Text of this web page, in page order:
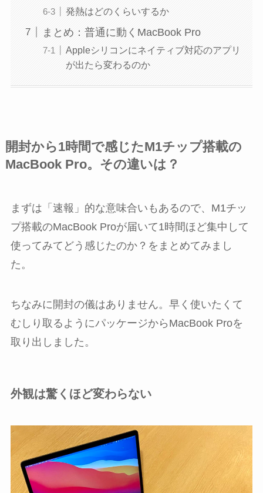
発熱はどのくらいするか
まとめ：普通に動くMacBook Pro
Appleシリコンにネイティブ対応のアプリ
が出たら変わるのか
開封から1時間で感じたM1チップ搭載の
MacBook Pro。その違いは？
まずは「速報」的な意味合いもあるので、M1チッ
プ搭載のMacBook Proが届いて1時間ほど集中して
使ってみてどう感じたのか？をまとめてみまし
た。
ちなみに開封の儀はありません。早く使いたくて
むしり取るようにパッケージからMacBook Proを
取り出しました。
外観は驚くほど変わらない